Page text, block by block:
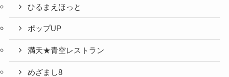
ひるまえほっと
ポップUP
満天★青空レストラン
めざまし8